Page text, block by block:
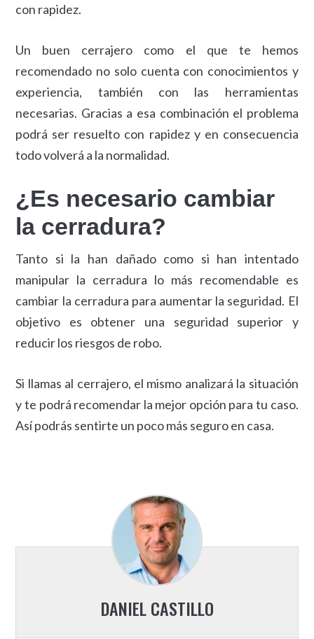
con rapidez.
Un buen cerrajero como el que te hemos
recomendado no solo cuenta con conocimientos y
experiencia, también con las herramientas
necesarias. Gracias a esa combinación el problema
podrá ser resuelto con rapidez y en consecuencia
todo volverá a la normalidad.
¿Es necesario cambiar
la cerradura?
Tanto si la han dañado como si han intentado
manipular la cerradura lo más recomendable es
cambiar la cerradura para aumentar la seguridad. El
objetivo es obtener una seguridad superior y
reducir los riesgos de robo.
Si llamas al cerrajero, el mismo analizará la situación
y te podrá recomendar la mejor opción para tu caso.
Así podrás sentirte un poco más seguro en casa.
DANIEL CASTILLO